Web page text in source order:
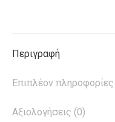
Περιγραφή
Επιπλέον πληροφορίες
Αξιολογήσεις (0)